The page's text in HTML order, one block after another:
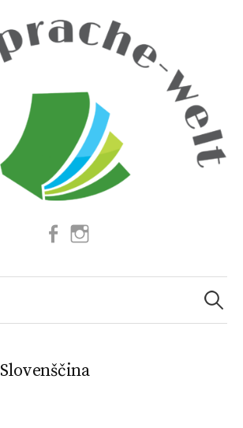
Facebook
Suchen
nach:
Slovenščina